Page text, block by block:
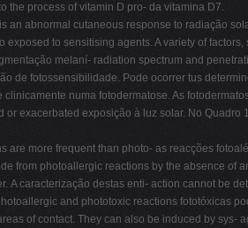
the process of vitamin D pro- da vitamina D7.
an abnormal cutaneous response to radiação
exposed to sensitising agents. A variety of
melaní- radiation spectrum and
de fotossensibilidade. Pode ocorrer tus
numa fotodermatose. As
exacerbated exposição à luz solar. No
more frequent than photo- as reacções
from photoallergic reactions by the absence of
A caracterização destas enti- action cannot be
and phototoxic reactions fototóxicas
of contact. They can also be induced by